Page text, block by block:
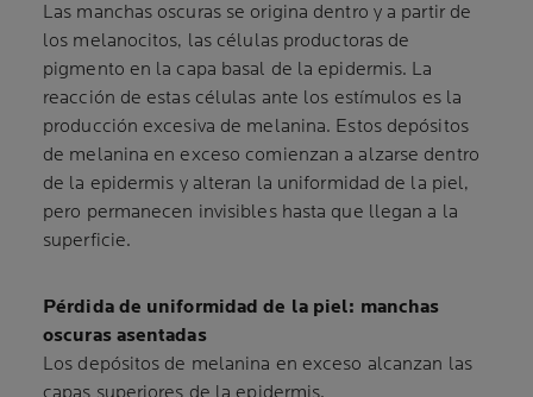
Las manchas oscuras se origina dentro y a partir de
los melanocitos, las células productoras de
pigmento en la capa basal de la epidermis. La
reacción de estas células ante los estímulos es la
producción excesiva de melanina. Estos depósitos
de melanina en exceso comienzan a alzarse dentro
de la epidermis y alteran la uniformidad de la piel,
pero permanecen invisibles hasta que llegan a la
superficie.
Pérdida de uniformidad de la piel: manchas
oscuras asentadas
Los depósitos de melanina en exceso alcanzan las